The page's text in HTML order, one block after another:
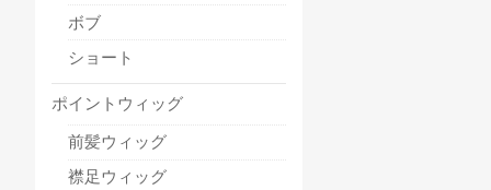
ボブ
ショート
ポイントウィッグ
前髪ウィッグ
襟足ウィッグ